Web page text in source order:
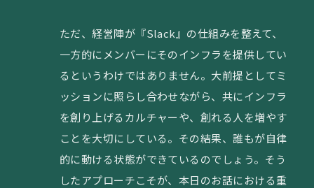
ただ、経営陣が『Slack』の仕組みを整えて、
一方的にメンバーにそのインフラを提供してい
るというわけではありません。大前提としてミ
ッションに照らし合わせながら、共にインフラ
を創り上げるカルチャーや、創れる人を増やす
ことを大切にしている。その結果、誰もが自律
的に動ける状態ができているのでしょう。そう
したアプローチこそが、本日のお話における重